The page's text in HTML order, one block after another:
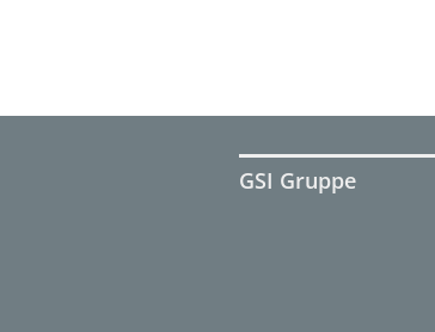
GSI Gruppe